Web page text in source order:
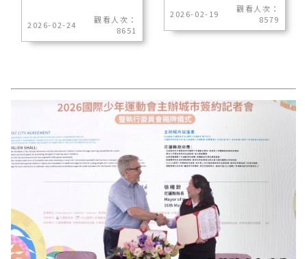
2026-02-24
觀看人次：
8651
2026-02-19
觀看人次：
8579